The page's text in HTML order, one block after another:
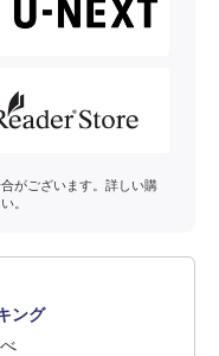
がございます。詳しい購
。
ング